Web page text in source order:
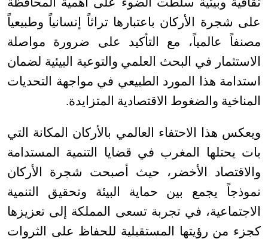
على شجرة الأركان باعتبارها تراثاً إنسانياً وطبيعياً
مصنفاً عالمياً، مع التأكيد على ضرورة مواصلة
الاستثمار في البحث العلمي والتوعية البيئية لضمان
استدامة هذا المورد الطبيعي في مواجهة التحديات
المناخية والضغوط الاقتصادية المتزايدة.
ويعكس هذا الاحتفاء العالمي بالأركان المكانة التي
بات يحتلها المغرب في قضايا التنمية المستدامة
والاقتصاد الأخضر، حيث أصبحت شجرة الأركان
نموذجاً يجمع بين حماية البيئة وتحقيق التنمية
الاجتماعية، في تجربة تسعى المملكة إلى تعزيزها
كجزء من رؤيتها المستقبلية للحفاظ على الثروات